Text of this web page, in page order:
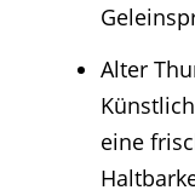
Alter
eine